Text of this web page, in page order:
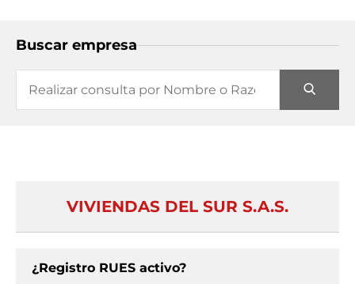
Buscar empresa
VIVIENDAS DEL SUR S.A.S.
¿Registro RUES activo?